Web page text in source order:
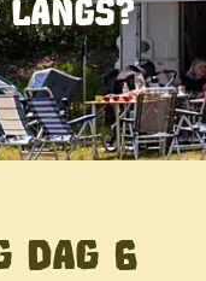
DAG 6